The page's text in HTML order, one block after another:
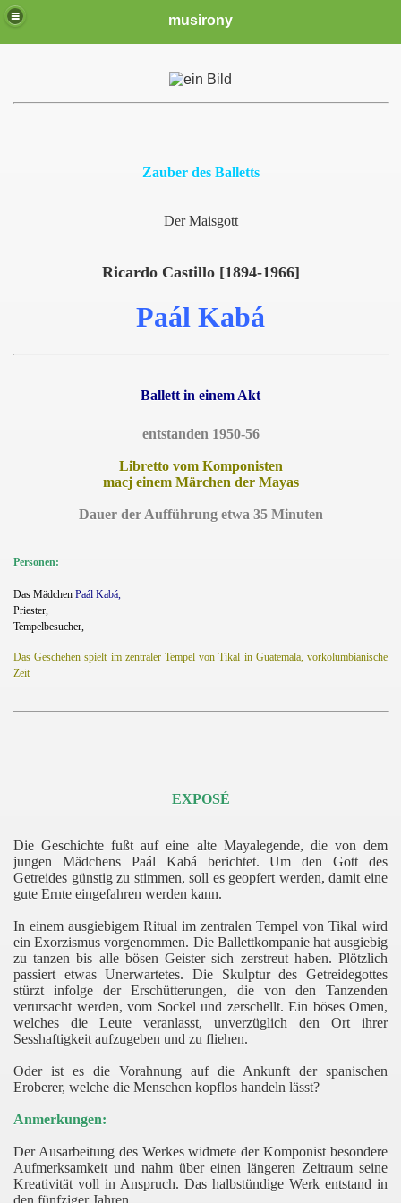
musirony
Zauber des Balletts
Der Maisgott
Ricardo Castillo [1894-1966]
Paál Kabá
Ballett in einem Akt
entstanden 1950-56
Libretto vom Komponisten
macj einem Märchen der Mayas
Dauer der Aufführung etwa 35 Minuten
Personen:
Das Mädchen Paál Kabá,
Priester,
Tempelbesucher,
Das Geschehen spielt im zentraler Tempel von Tikal in Guatemala, vorkolumbianische
Zeit
EXPOSÉ
Die Geschichte fußt auf eine alte Mayalegende, die von dem
jungen Mädchens Paál Kabá berichtet. Um den Gott des
Getreides günstig zu stimmen, soll es geopfert werden, damit eine
gute Ernte eingefahren werden kann.
In einem ausgiebigem Ritual im zentralen Tempel von Tikal wird
ein Exorzismus vorgenommen. Die Ballettkompanie hat ausgiebig
zu tanzen bis alle bösen Geister sich zerstreut haben. Plötzlich
passiert etwas Unerwartetes. Die Skulptur des Getreidegottes
stürzt infolge der Erschütterungen, die von den Tanzenden
verursacht werden, vom Sockel und zerschellt. Ein böses Omen,
welches die Leute veranlasst, unverzüglich den Ort ihrer
Sesshaftigkeit aufzugeben und zu fliehen.
Oder ist es die Vorahnung auf die Ankunft der spanischen
Eroberer, welche die Menschen kopflos handeln lässt?
Anmerkungen:
Der Ausarbeitung des Werkes widmete der Komponist besondere
Aufmerksamkeit und nahm über einen längeren Zeitraum seine
Kreativität voll in Anspruch. Das halbstündige Werk entstand in